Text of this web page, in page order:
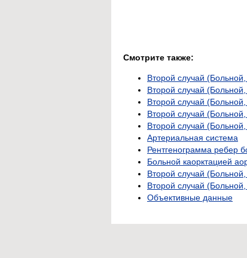
Смотрите также:
Второй случай
Второй случай
Второй случай
Второй случай
Второй случай
Артериальная система
Рентгенограмма ребер
Больной каорктацией
Второй случай
Второй случай
Объективные данные